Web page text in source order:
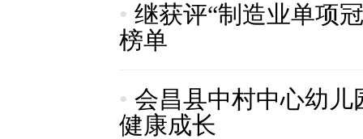
• 继获评“制造业单项
榜单
• 会昌县中村中心幼
健康成长